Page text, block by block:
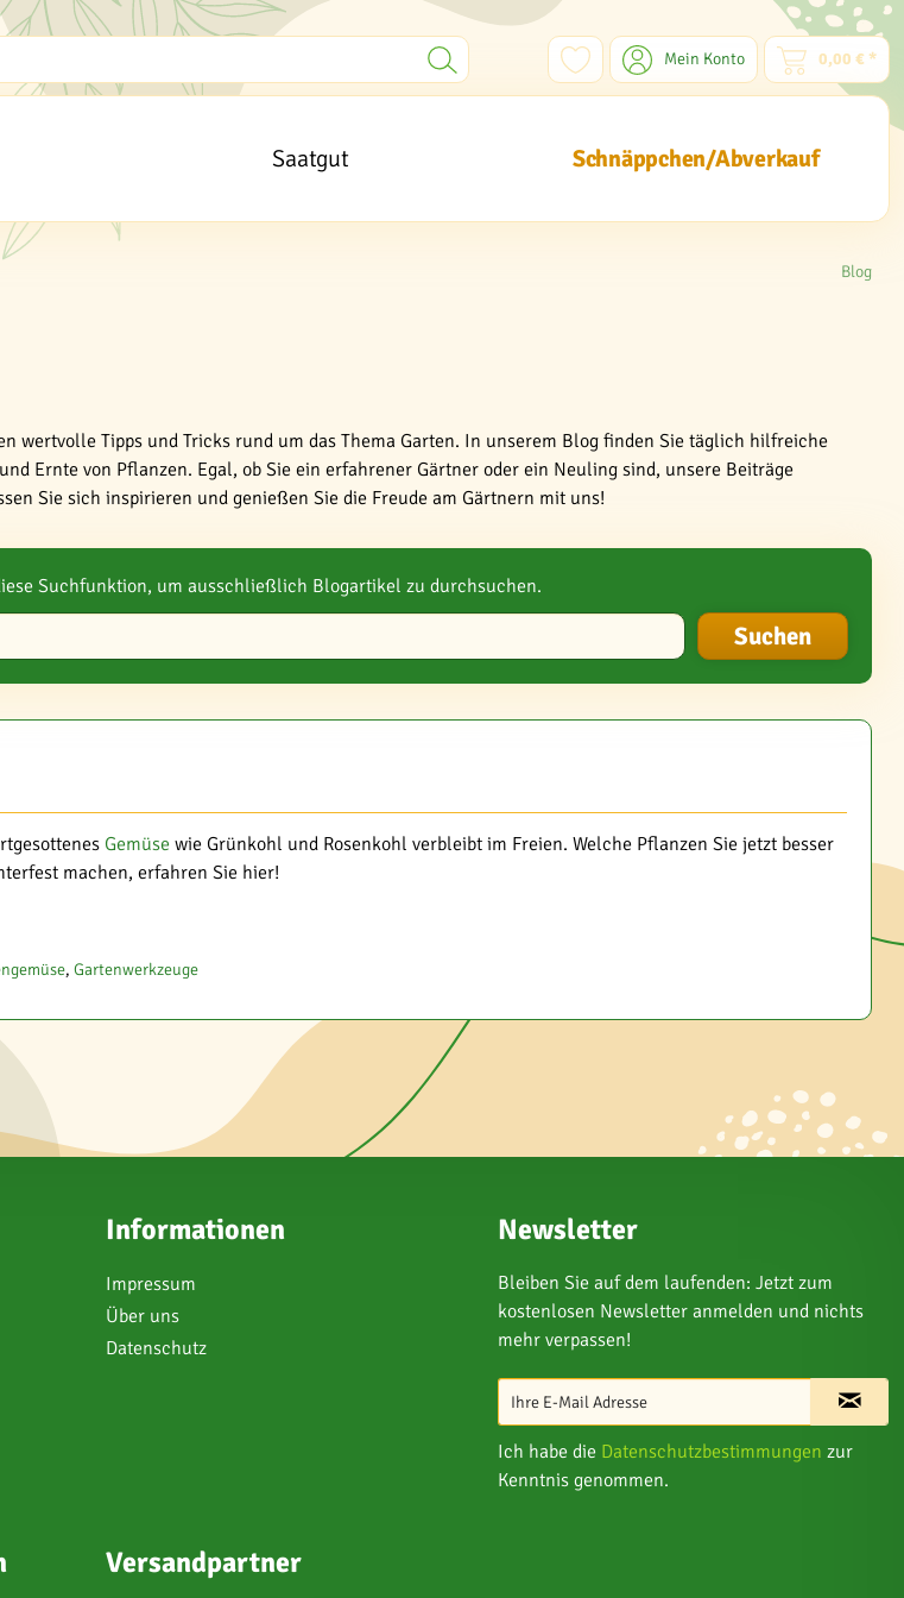
Mein Konto 0,00 € *
Saatgut Schnäppchen/Abverkauf
Blog
wertvolle Tipps und Tricks rund um das Thema Garten. In unserem Blog finden Sie täglich hilfreiche
Ernte von Pflanzen. Egal, ob Sie ein erfahrener Gärtner oder ein Neuling sind, unsere Beiträge
Sie sich inspirieren und genießen Sie die Freude am Gärtnern mit uns!
Suchfunktion, um ausschließlich Blogartikel zu durchsuchen.
Gemüsewie Grünkohl und Rosenkohl verbleibt im Freien. Welche Pflanzen Sie jetzt besser
machen, erfahren Sie hier!
, Gartenwerkzeuge
Informationen
Impressum
Über uns
Datenschutz
Newsletter
Bleiben Sie auf dem laufenden: Jetzt zum
kostenlosen Newsletter anmelden und nichts
mehr verpassen!
Ich habe die Datenschutzbestimmungen zur
Kenntnis genommen.
Versandpartner